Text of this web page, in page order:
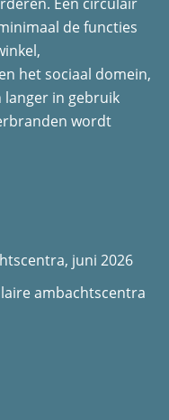
Een circulair
de functies
het sociaal domein,
in gebruik
wordt
juni 2026
ambachtscentra